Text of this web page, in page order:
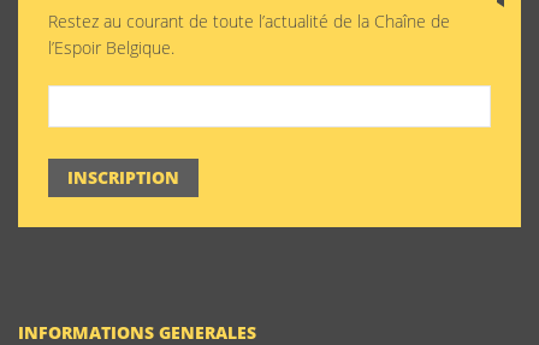
Restez au courant de toute l’actualité de la Chaîne de
l’Espoir Belgique.
INSCRIPTION
INFORMATIONS GENERALES